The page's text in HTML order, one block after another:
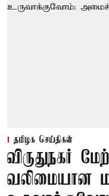
தமிழக செய்திகள்
விருதுநகர்
வலிமையான